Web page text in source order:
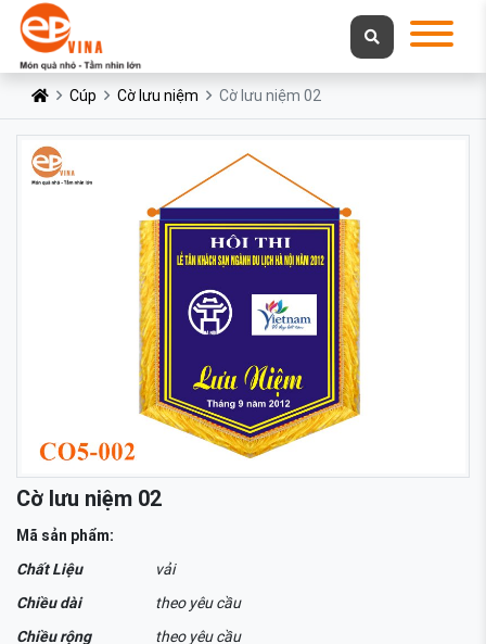
Cúp Cờ lưu niệm Cờ lưu niệm 02
Cờ lưu niệm 02
Mã sản phẩm:
Chất Liệu
vải
Chiều dài
theo yêu cầu
Chiều rộng
theo yêu cầu